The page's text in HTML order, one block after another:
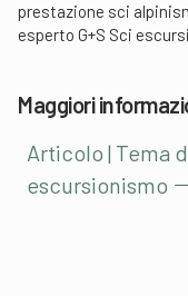
prestazione sci
esperto G+S Sci
Maggiori
Articolo | Tema
escursionismo